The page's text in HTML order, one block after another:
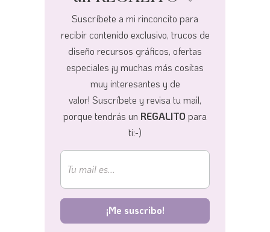
Suscríbete a mi rinconcito para
recibir contenido exclusivo, trucos de
diseño recursos gráficos, ofertas
especiales ¡y muchas más cositas
muy interesantes y de
valor! Suscríbete y revisa tu mail,
porque tendrás un REGALITO para
ti:-)